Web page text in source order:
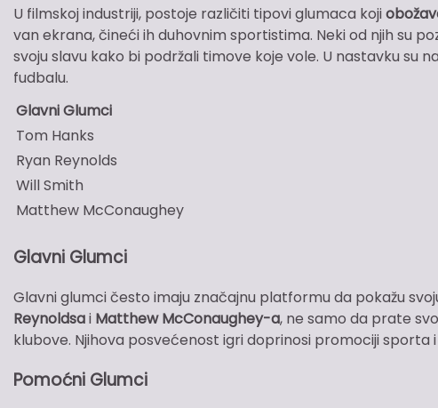
U filmskoj industriji, postoje različiti tipovi glumaca koji
van ekrana, čineći ih duhovnim sportistima. Neki od njih su
svoju slavu kako bi podržali timove koje vole. U nastavku su
fudbalu.
Glavni Glumci
Tom Hanks
Ryan Reynolds
Will Smith
Matthew McConaughey
Glavni Glumci
Glavni glumci često imaju značajnu platformu da pokažu
Reynoldsai Matthew McConaughey-a, ne samo da prate
klubove. Njihova posvećenost igri doprinosi promociji sporta
Pomoćni Glumci